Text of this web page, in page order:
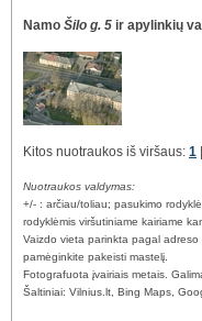
Namo Šilo g. 5 ir apylinkių
Kitos nuotraukos iš viršaus: 1
Nuotraukos valdymas:
+/- : arčiau/toliau; pasukimo
rodyklėmis viršutiniame kairiame
Vaizdo vieta parinkta pagal
pamėginkite pakeisti mastelį.
Fotografuota įvairiais metais.
Šaltiniai: Vilnius.lt, Bing Maps,